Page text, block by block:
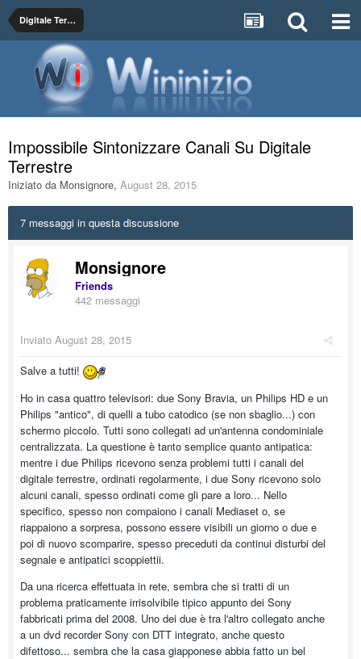
Digitale Terrestre DTT, Sky e TivùSat
Impossibile Sintonizzare Canali Su Digitale
Terrestre
Iniziato da Monsignore, August 28, 2015
7 messaggi in questa discussione
Monsignore
Friends
442 messaggi
Inviato August 28, 2015
Salve a tutti!
Ho in casa quattro televisori: due Sony Bravia, un Philips HD e un
Philips "antico", di quelli a tubo catodico (se non sbaglio...) con
schermo piccolo. Tutti sono collegati ad un'antenna condominiale
centralizzata. La questione è tanto semplice quanto antipatica:
mentre i due Philips ricevono senza problemi tutti i canali del
digitale terrestre, ordinati regolarmente, i due Sony ricevono solo
alcuni canali, spesso ordinati come gli pare a loro... Nello
specifico, spesso non compaiono i canali Mediaset o, se
riappaiono a sorpresa, possono essere visibili un giorno o due e
poi di nuovo scomparire, spesso preceduti da continui disturbi del
segnale e antipatici scoppiettii.
Da una ricerca effettuata in rete, sembra che si tratti di un
problema praticamente irrisolvibile tipico appunto dei Sony
fabbricati prima del 2008. Uno dei due è tra l'altro collegato anche
a un dvd recorder Sony con DTT integrato, anche questo
difettoso... sembra che la casa giapponese abbia fatto un bel